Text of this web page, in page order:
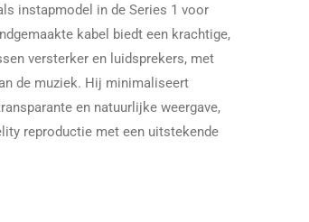
instapmodel in de Series 1 voor
kabel biedt een krachtige,
versterker en luidsprekers, met
de muziek. Hij minimaliseert
en natuurlijke weergave,
reproductie met een uitstekende